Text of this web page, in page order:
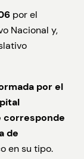
por el
Nacional y,
por el
corresponde
de
en su tipo.